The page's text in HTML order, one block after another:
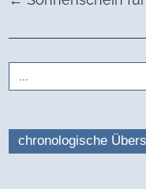
Search
for:
chronologische